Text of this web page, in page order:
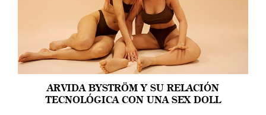
ARVIDA BYSTRÖM Y SU RELACIÓN
TECNOLÓGICA CON UNA SEX DOLL